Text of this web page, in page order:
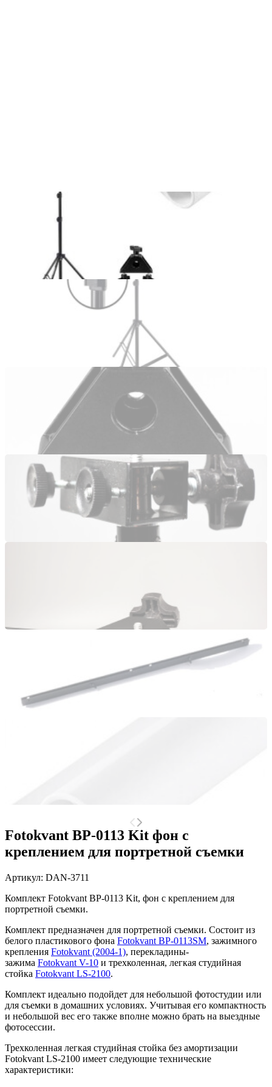
Fotokvant BP-0113 Kit фон с
креплением для портретной съемки
Артикул: DAN-3711
Комплект Fotokvant BP-0113 Kit, фон с креплением для
портретной съемки.
Комплект предназначен для портретной съемки. Состоит из
белого пластикового фона Fotokvant BP-0113SM, зажимного
крепления Fotokvant (2004-1), перекладины-
зажима Fotokvant V-10 и трехколенная, легкая студийная
стойка Fotokvant LS-2100.
Комплект идеально подойдет для небольшой фотостудии или
для съемки в домашних условиях. Учитывая его компактность
и небольшой вес его также вполне можно брать на выездные
фотосессии.
Трехколенная легкая студийная стойка без амортизации
Fotokvant LS-2100 имеет следующие технические
характеристики: